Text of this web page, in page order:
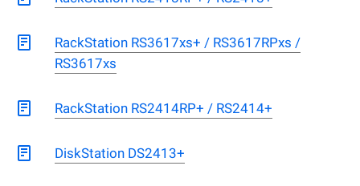
RackStation RS3617xs+ / RS3617RPxs /
RS3617xs
RackStation RS2414RP+ / RS2414+
DiskStation DS2413+